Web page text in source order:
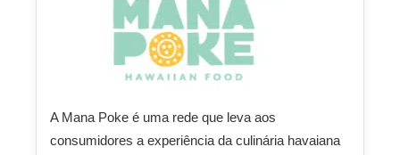
A Mana Poke é uma rede que leva aos
consumidores a experiência da culinária havaiana